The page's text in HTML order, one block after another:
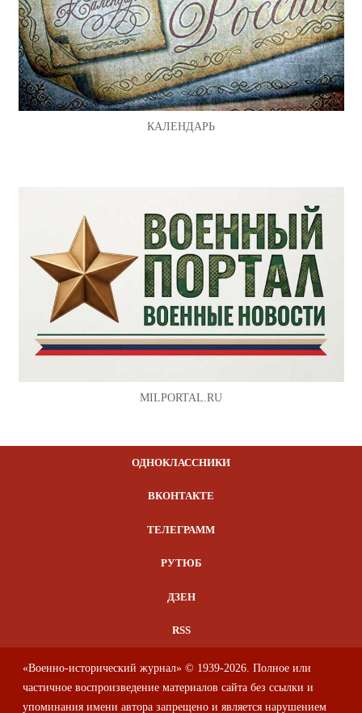
КАЛЕНДАРЬ
MILPORTAL.RU
ОДНОКЛАССНИКИ
ВКОНТАКТЕ
ТЕЛЕГРАММ
РУТЮБ
ДЗЕН
RSS
«Военно-исторический журнал» © 1939-2026. Полное или
частичное воспроизведение материалов сайта без ссылки и
упоминания имени автора запрещено и является нарушением